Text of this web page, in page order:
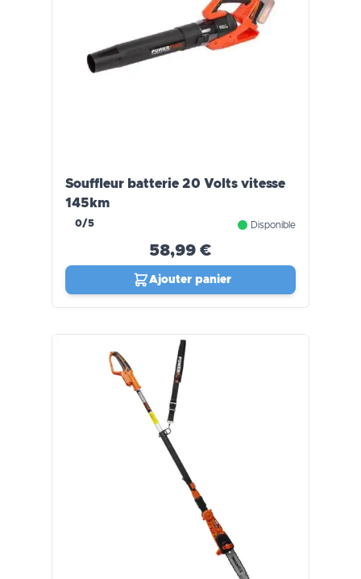
Souffleur batterie 20 Volts vitesse
145km
0/5 Disponible
58,99 €
Ajouter panier